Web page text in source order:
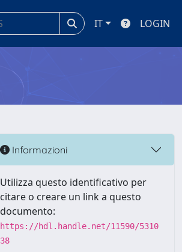
IT LOGIN
Informazioni
Utilizza questo identificativo per
citare o creare un link a questo
documento:
https://hdl.handle.net/11590/5310
38